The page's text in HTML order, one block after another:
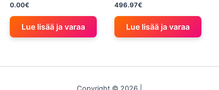
0.00€
Lue lisää ja varaa
496.97€
Lue lisää ja varaa